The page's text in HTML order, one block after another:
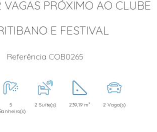
PRÓXIMO AO CLUBE
E FESTIVAL
Referência COB0265
5
2 Suíte(s) 239,19 m² 2 Vaga(s)